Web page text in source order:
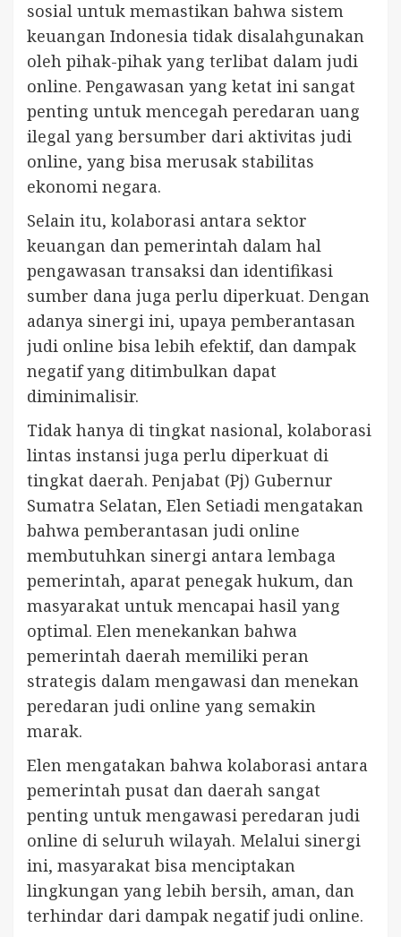
sosial untuk memastikan bahwa sistem
keuangan Indonesia tidak disalahgunakan
oleh pihak-pihak yang terlibat dalam judi
online. Pengawasan yang ketat ini sangat
penting untuk mencegah peredaran uang
ilegal yang bersumber dari aktivitas judi
online, yang bisa merusak stabilitas
ekonomi negara.
Selain itu, kolaborasi antara sektor
keuangan dan pemerintah dalam hal
pengawasan transaksi dan identifikasi
sumber dana juga perlu diperkuat. Dengan
adanya sinergi ini, upaya pemberantasan
judi online bisa lebih efektif, dan dampak
negatif yang ditimbulkan dapat
diminimalisir.
Tidak hanya di tingkat nasional, kolaborasi
lintas instansi juga perlu diperkuat di
tingkat daerah. Penjabat (Pj) Gubernur
Sumatra Selatan, Elen Setiadi mengatakan
bahwa pemberantasan judi online
membutuhkan sinergi antara lembaga
pemerintah, aparat penegak hukum, dan
masyarakat untuk mencapai hasil yang
optimal. Elen menekankan bahwa
pemerintah daerah memiliki peran
strategis dalam mengawasi dan menekan
peredaran judi online yang semakin
marak.
Elen mengatakan bahwa kolaborasi antara
pemerintah pusat dan daerah sangat
penting untuk mengawasi peredaran judi
online di seluruh wilayah. Melalui sinergi
ini, masyarakat bisa menciptakan
lingkungan yang lebih bersih, aman, dan
terhindar dari dampak negatif judi online.